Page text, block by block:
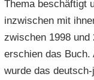
Thema be­schäf­tigt
in­zwi­schen mit
zwi­schen 1998 und
er­schien das Buch.
wurde das